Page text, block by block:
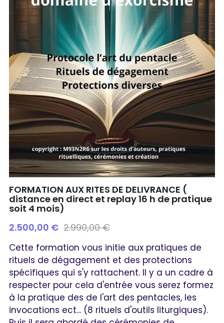
FORMATION AUX RITES DE DELIVRANCE (
distance en direct et replay 16 h de pratique
soit 4 mois)
2.500,00 € 2.990,00 €
Cette formation vous initie aux pratiques de
rituels de dégagement et des protections
spécifiques qui s'y rattachent. Il y a un cadre à
respecter pour cela d'entrée vous serez formez
à la pratique des de l'art des pentacles, les
invocations ect... (8 rituels d'outils liturgiques).